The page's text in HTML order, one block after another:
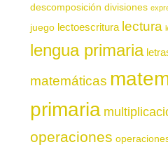
descomposición divisiones
juego lectoescritura lectura
lengua primaria
matemáticas
primaria
operaciones